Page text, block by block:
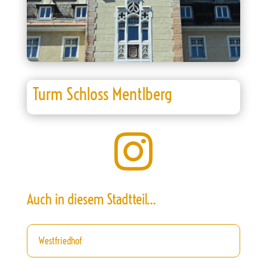
Turm Schloss Mentlberg

Auch in diesem Stadtteil…
Westfriedhof